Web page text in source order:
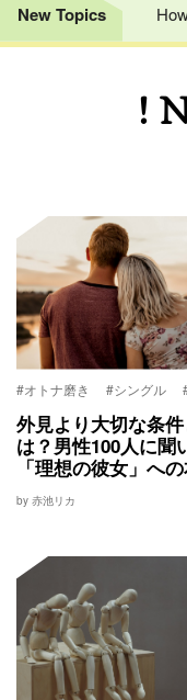
New Topics
!
#オトナ磨き #シングル
外見より大切な条件
は？男性100人に聞
「理想の彼女」へ
by 赤池リカ